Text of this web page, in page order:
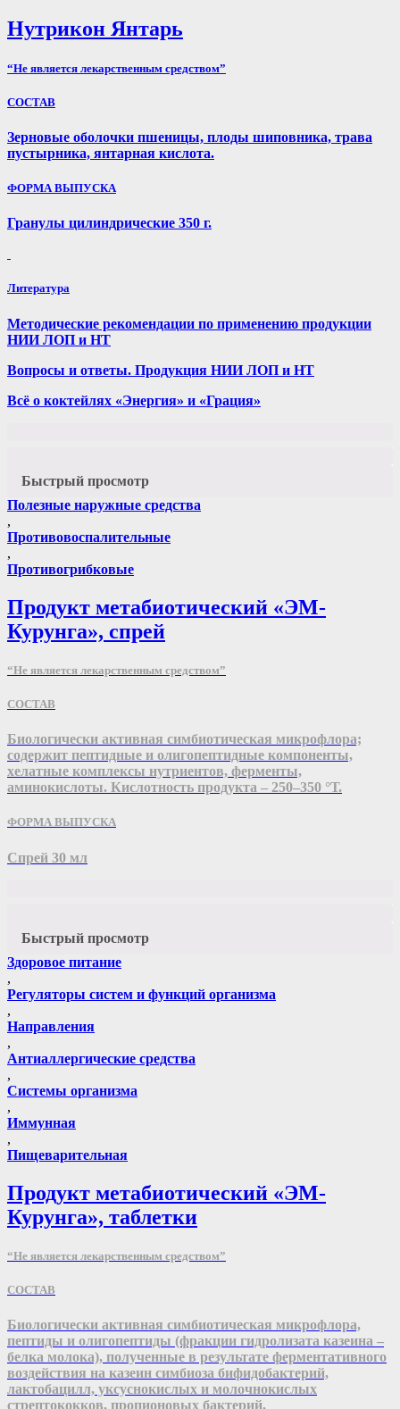
Нутрикон Янтарь
“Не является лекарственным средством”
СОСТАВ
Зерновые оболочки пшеницы, плоды шиповника, трава
пустырника, янтарная кислота.
ФОРМА ВЫПУСКА
Гранулы цилиндрические 350 г.
Литература
Методические рекомендации по применению продукции
НИИ ЛОП и НТ
Вопросы и ответы. Продукция НИИ ЛОП и НТ
Всё о коктейлях «Энергия» и «Грация»
Быстрый просмотр
Полезные наружные средства
,
Противовоспалительные
,
Противогрибковые
Продукт метабиотический «ЭМ-
Курунга», спрей
“Не является лекарственным средством”
СОСТАВ
Биологически активная симбиотическая микрофлора;
содержит пептидные и олигопептидные компоненты,
хелатные комплексы нутриентов, ферменты,
аминокислоты. Кислотность продукта – 250–350 °Т.
ФОРМА ВЫПУСКА
Спрей 30 мл
Быстрый просмотр
Здоровое питание
,
Регуляторы систем и функций организма
,
Направления
,
Антиаллергические средства
,
Системы организма
,
Иммунная
,
Пищеварительная
Продукт метабиотический «ЭМ-
Курунга», таблетки
“Не является лекарственным средством”
СОСТАВ
Биологически активная симбиотическая микрофлора,
пептиды и олигопептиды (фракции гидролизата казеина –
белка молока), полученные в результате ферментативного
воздействия на казеин симбиоза бифидобактерий,
лактобацилл, уксуснокислых и молочнокислых
стрептококков, пропионовых бактерий,